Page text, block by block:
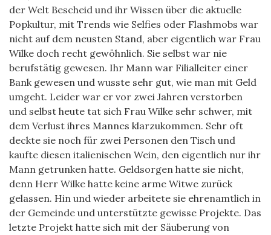
der Welt Bescheid und ihr Wissen über die aktuelle
Popkultur, mit Trends wie Selfies oder Flashmobs war
nicht auf dem neusten Stand, aber eigentlich war Frau
Wilke doch recht gewöhnlich. Sie selbst war nie
berufstätig gewesen. Ihr Mann war Filialleiter einer
Bank gewesen und wusste sehr gut, wie man mit Geld
umgeht. Leider war er vor zwei Jahren verstorben
und selbst heute tat sich Frau Wilke sehr schwer, mit
dem Verlust ihres Mannes klarzukommen. Sehr oft
deckte sie noch für zwei Personen den Tisch und
kaufte diesen italienischen Wein, den eigentlich nur ihr
Mann getrunken hatte. Geldsorgen hatte sie nicht,
denn Herr Wilke hatte keine arme Witwe zurück
gelassen. Hin und wieder arbeitete sie ehrenamtlich in
der Gemeinde und unterstützte gewisse Projekte. Das
letzte Projekt hatte sich mit der Säuberung von